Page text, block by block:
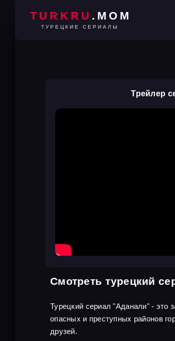
TURKRU .MOM
ТУРЕЦКИЕ СЕРИАЛЫ
Трейлер
Смотреть турецкий
Турецкий сериал "Аданали" - это
опасных и преступных районов
друзей.